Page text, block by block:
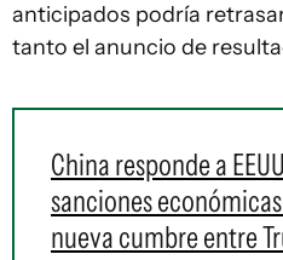
anticipados podría
tanto el anuncio de
China responde a
sanciones
nueva cumbre entre